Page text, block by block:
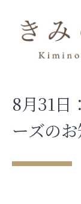
content
8月31日
ーズの